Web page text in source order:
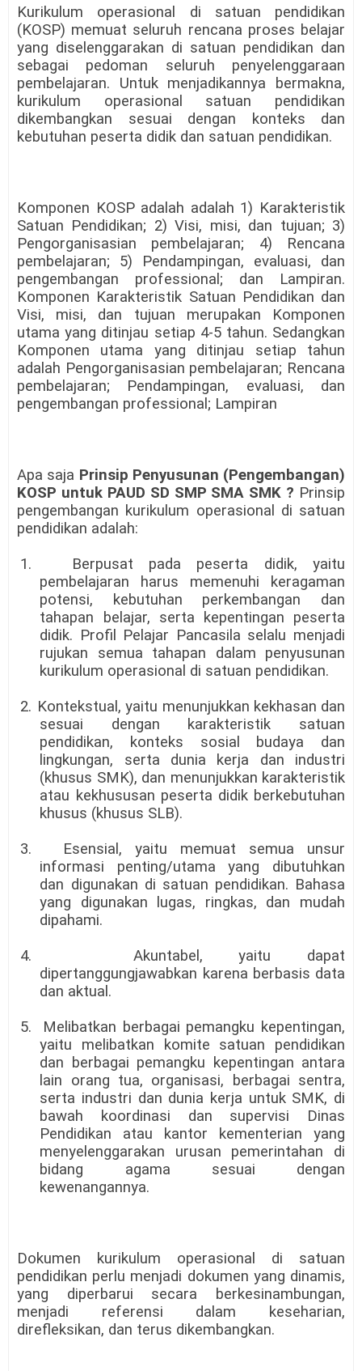
Kurikulum operasional di satuan pendidikan
(KOSP) memuat seluruh rencana proses belajar
yang diselenggarakan di satuan pendidikan dan
sebagai pedoman seluruh penyelenggaraan
pembelajaran. Untuk menjadikannya bermakna,
kurikulum operasional satuan pendidikan
dikembangkan sesuai dengan konteks dan
kebutuhan peserta didik dan satuan pendidikan.
Komponen KOSP adalah adalah 1) Karakteristik
Satuan Pendidikan; 2) Visi, misi, dan tujuan; 3)
Pengorganisasian pembelajaran; 4) Rencana
pembelajaran; 5) Pendampingan, evaluasi, dan
pengembangan professional; dan Lampiran.
Komponen Karakteristik Satuan Pendidikan dan
Visi, misi, dan tujuan merupakan Komponen
utama yang ditinjau setiap 4-5 tahun. Sedangkan
Komponen utama yang ditinjau setiap tahun
adalah Pengorganisasian pembelajaran; Rencana
pembelajaran; Pendampingan, evaluasi, dan
pengembangan professional; Lampiran
Apa saja Prinsip Penyusunan (Pengembangan)
KOSP untuk PAUD SD SMP SMA SMK ? Prinsip
pengembangan kurikulum operasional di satuan
pendidikan adalah:
1.
Berpusat pada peserta didik, yaitu
pembelajaran harus memenuhi keragaman
potensi, kebutuhan perkembangan dan
tahapan belajar, serta kepentingan peserta
didik. Profil Pelajar Pancasila selalu menjadi
rujukan semua tahapan dalam penyusunan
kurikulum operasional di satuan pendidikan.
2. Kontekstual, yaitu menunjukkan kekhasan dan
sesuai dengan karakteristik satuan
pendidikan, konteks sosial budaya dan
lingkungan, serta dunia kerja dan industri
(khusus SMK), dan menunjukkan karakteristik
atau kekhususan peserta didik berkebutuhan
khusus (khusus SLB).
3.
Esensial, yaitu memuat semua unsur
informasi penting/utama yang dibutuhkan
dan digunakan di satuan pendidikan. Bahasa
yang digunakan lugas, ringkas, dan mudah
dipahami.
4.
Akuntabel, yaitu dapat
dipertanggungjawabkan karena berbasis data
dan aktual.
5.
Melibatkan berbagai pemangku kepentingan,
yaitu melibatkan komite satuan pendidikan
dan berbagai pemangku kepentingan antara
lain orang tua, organisasi, berbagai sentra,
serta industri dan dunia kerja untuk SMK, di
bawah koordinasi dan supervisi Dinas
Pendidikan atau kantor kementerian yang
menyelenggarakan urusan pemerintahan di
bidang agama sesuai dengan
kewenangannya.
Dokumen kurikulum operasional di satuan
pendidikan perlu menjadi dokumen yang dinamis,
yang diperbarui secara berkesinambungan,
menjadi referensi dalam keseharian,
direfleksikan, dan terus dikembangkan.